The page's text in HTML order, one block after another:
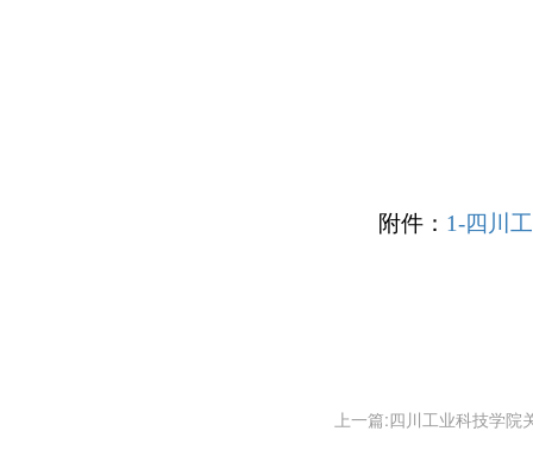
附件： 1-四川
上一篇:四川工业科技学院